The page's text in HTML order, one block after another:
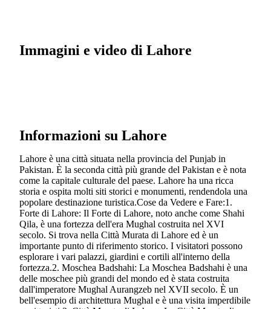
Immagini e video di Lahore
Informazioni su Lahore
Lahore è una città situata nella provincia del Punjab in
Pakistan. È la seconda città più grande del Pakistan e è nota
come la capitale culturale del paese. Lahore ha una ricca
storia e ospita molti siti storici e monumenti, rendendola una
popolare destinazione turistica.Cose da Vedere e Fare:1.
Forte di Lahore: Il Forte di Lahore, noto anche come Shahi
Qila, è una fortezza dell'era Mughal costruita nel XVI
secolo. Si trova nella Città Murata di Lahore ed è un
importante punto di riferimento storico. I visitatori possono
esplorare i vari palazzi, giardini e cortili all'interno della
fortezza.2. Moschea Badshahi: La Moschea Badshahi è una
delle moschee più grandi del mondo ed è stata costruita
dall'imperatore Mughal Aurangzeb nel XVII secolo. È un
bell'esempio di architettura Mughal e è una visita imperdibile